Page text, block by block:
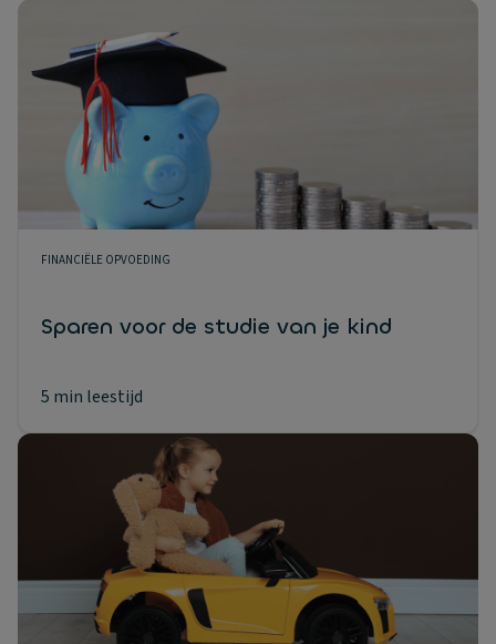
FINANCIËLE OPVOEDING
Sparen voor de studie van je kind
5 min leestijd